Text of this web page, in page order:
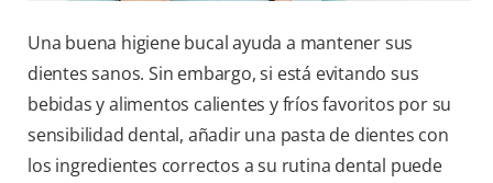
Una buena higiene bucal ayuda a mantener sus
dientes sanos. Sin embargo, si está evitando sus
bebidas y alimentos calientes y fríos favoritos por su
sensibilidad dental, añadir una pasta de dientes con
los ingredientes correctos a su rutina dental puede